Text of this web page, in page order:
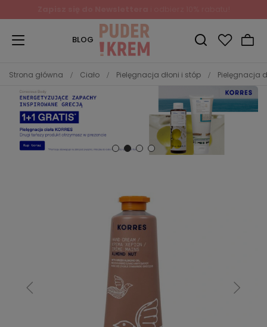
BLOG
Strona główna Ciało Pielęgnacja dłoni i stóp Pielęgnacja